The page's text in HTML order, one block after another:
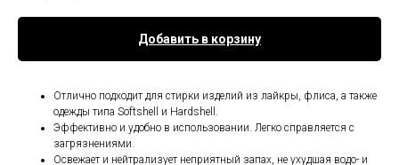
Добавить в корзину
Отлично подходит для стирки изделий из лайкры, флиса, а также
одежды типа Softshell и Hardshell.
Эффективно и удобно в использовании. Легко справляется с
загрязнениями.
Освежает и нейтрализует неприятный запах, не ухудшая водо- и